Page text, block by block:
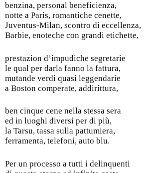
benzina, personal beneficienza,
notte a Paris, romantiche cenette,
Juventus-Milan, scontro di eccellenza,
Barbie, enoteche con grandi etichette,
prestazion d’impudiche segretarie
le qual per darla fanno la fattura,
mutande verdi quasi leggendarie
a Boston comperate, addirittura,
ben cinque cene nella stessa sera
ed in luoghi diversi per di più,
la Tarsu, tassa sulla pattumiera,
ferramenta, telefoni, auto blu.
Per un processo a tutti i delinquenti